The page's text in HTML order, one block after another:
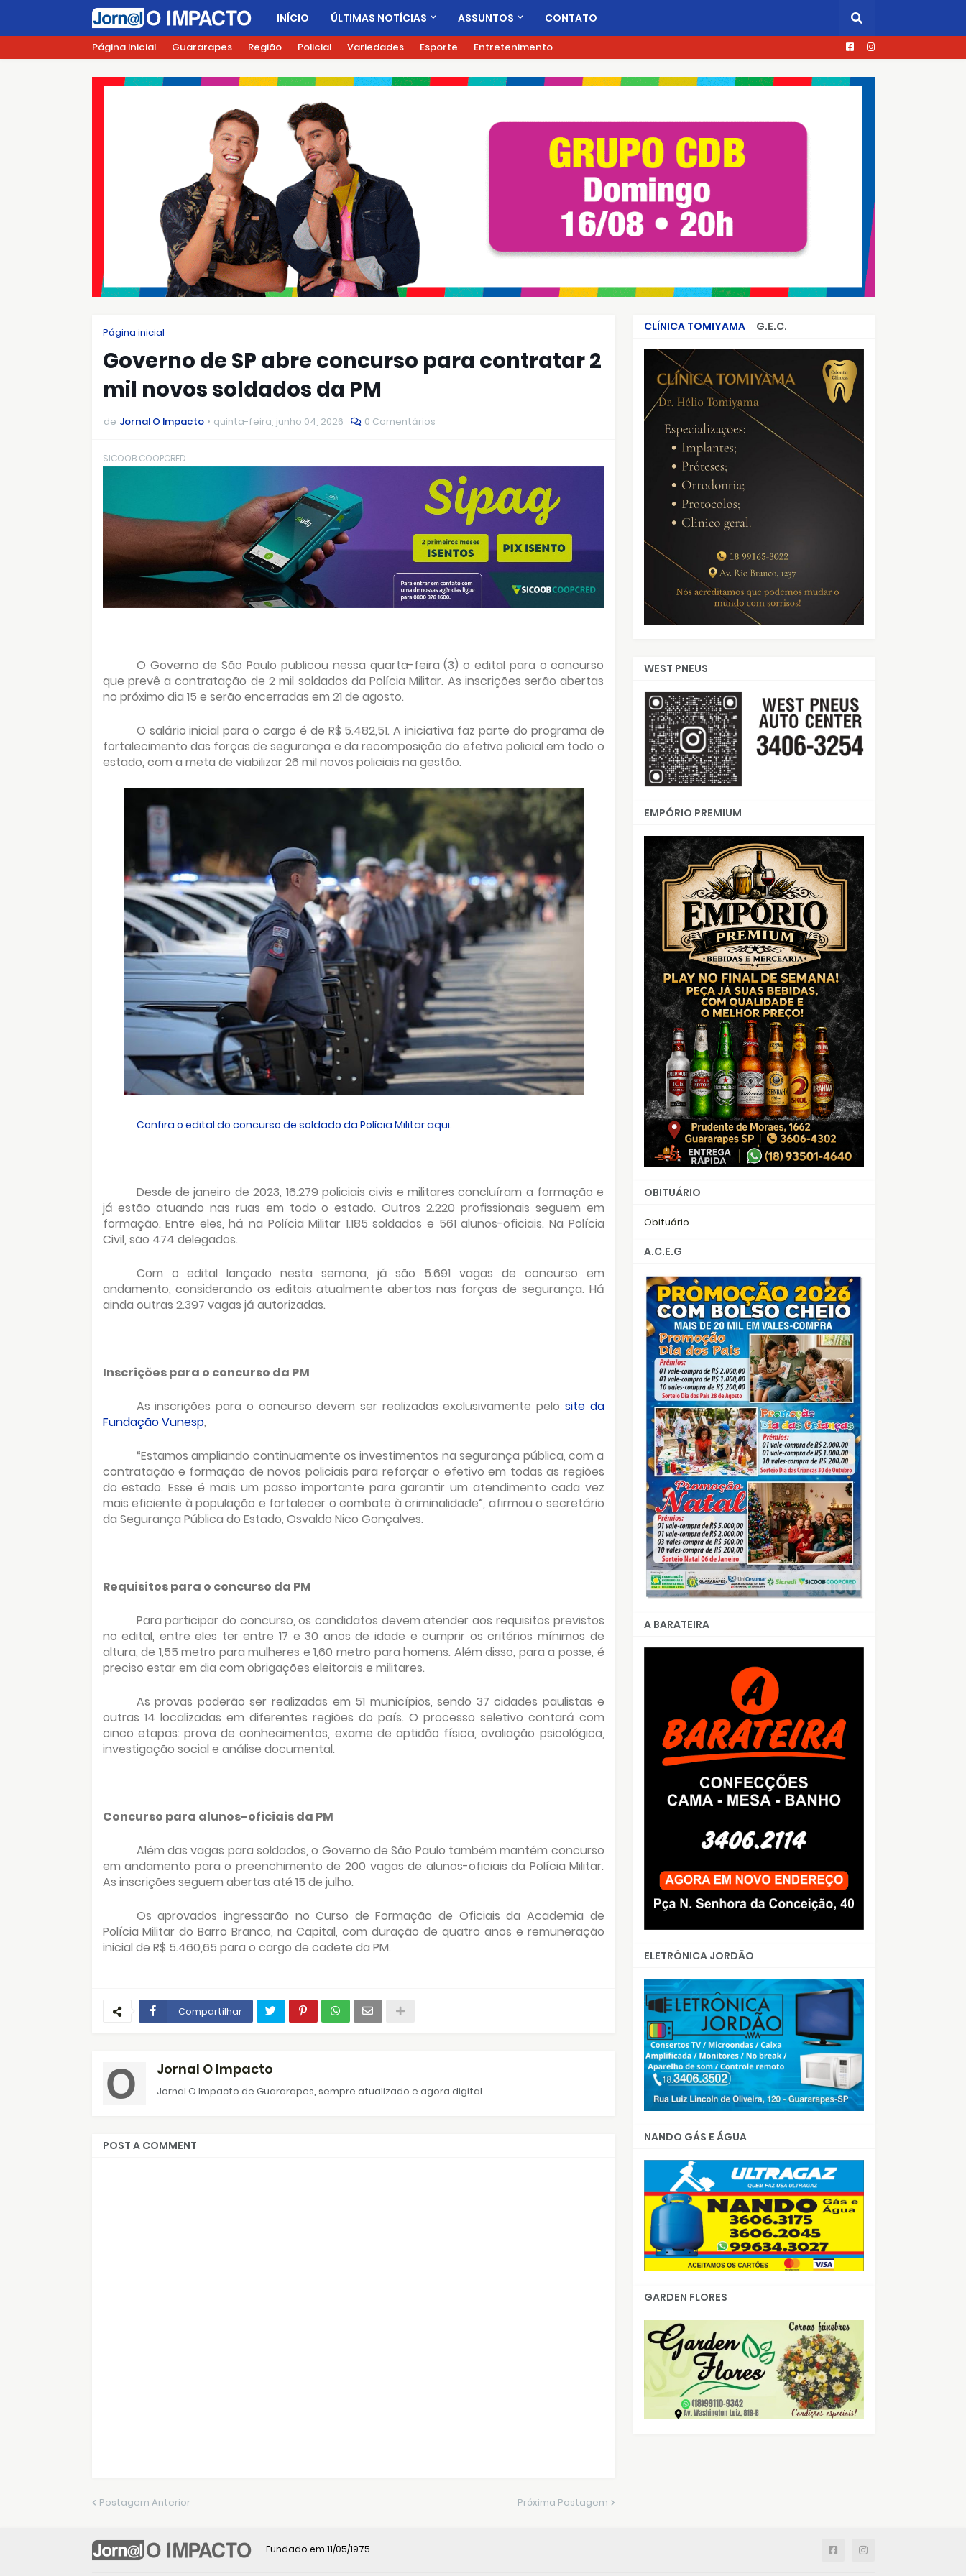
INÍCIO ÚLTIMAS NOTÍCIAS ASSUNTOS CONTATO
Página Inicial Guararapes Região Policial Variedades Esporte Entretenimento
Página inicial
Governo de SP abre concurso para contratar 2
mil novos soldados da PM
de Jornal O Impacto quinta-feira, junho 04, 2026 0 Comentários
SICOOB COOPCRED
O Governo de São Paulo publicou nessa quarta-feira (3) o edital para o concurso
que prevê a contratação de 2 mil soldados da Polícia Militar. As inscrições serão abertas
no próximo dia 15 e serão encerradas em 21 de agosto.
O salário inicial para o cargo é de R$ 5.482,51. A iniciativa faz parte do programa de
fortalecimento das forças de segurança e da recomposição do efetivo policial em todo o
estado, com a meta de viabilizar 26 mil novos policiais na gestão.
Confira o edital do concurso de soldado da Polícia Militar aqui.
Desde de janeiro de 2023, 16.279 policiais civis e militares concluíram a formação e
já estão atuando nas ruas em todo o estado. Outros 2.220 profissionais seguem em
formação. Entre eles, há na Polícia Militar 1.185 soldados e 561 alunos-oficiais. Na Polícia
Civil, são 474 delegados.
Com o edital lançado nesta semana, já são 5.691 vagas de concurso em
andamento, considerando os editais atualmente abertos nas forças de segurança. Há
ainda outras 2.397 vagas já autorizadas.
Inscrições para o concurso da PM
As inscrições para o concurso devem ser realizadas exclusivamente pelo site da
Fundação Vunesp,
“Estamos ampliando continuamente os investimentos na segurança pública, com a
contratação e formação de novos policiais para reforçar o efetivo em todas as regiões
do estado. Esse é mais um passo importante para garantir um atendimento cada vez
mais eficiente à população e fortalecer o combate à criminalidade”, afirmou o secretário
da Segurança Pública do Estado, Osvaldo Nico Gonçalves.
Requisitos para o concurso da PM
Para participar do concurso, os candidatos devem atender aos requisitos previstos
no edital, entre eles ter entre 17 e 30 anos de idade e cumprir os critérios mínimos de
altura, de 1,55 metro para mulheres e 1,60 metro para homens. Além disso, para a posse, é
preciso estar em dia com obrigações eleitorais e militares.
As provas poderão ser realizadas em 51 municípios, sendo 37 cidades paulistas e
outras 14 localizadas em diferentes regiões do país. O processo seletivo contará com
cinco etapas: prova de conhecimentos, exame de aptidão física, avaliação psicológica,
investigação social e análise documental.
Concurso para alunos-oficiais da PM
Além das vagas para soldados, o Governo de São Paulo também mantém concurso
em andamento para o preenchimento de 200 vagas de alunos-oficiais da Polícia Militar.
As inscrições seguem abertas até 15 de julho.
Os aprovados ingressarão no Curso de Formação de Oficiais da Academia de
Polícia Militar do Barro Branco, na Capital, com duração de quatro anos e remuneração
inicial de R$ 5.460,65 para o cargo de cadete da PM.
Compartilhar
Jornal O Impacto
Jornal O Impacto de Guararapes, sempre atualizado e agora digital.
POST A COMMENT
Postagem Anterior Próxima Postagem
CLÍNICA TOMIYAMA
G.E.C.
CRIMES QUE ABALARAM O BRASIL
WEST PNEUS
EMPÓRIO PREMIUM
OBITUÁRIO
Obituário
A.C.E.G
A BARATEIRA
ELETRÔNICA JORDÃO
NANDO GÁS E ÁGUA
GARDEN FLORES
Fundado em 11/05/1975